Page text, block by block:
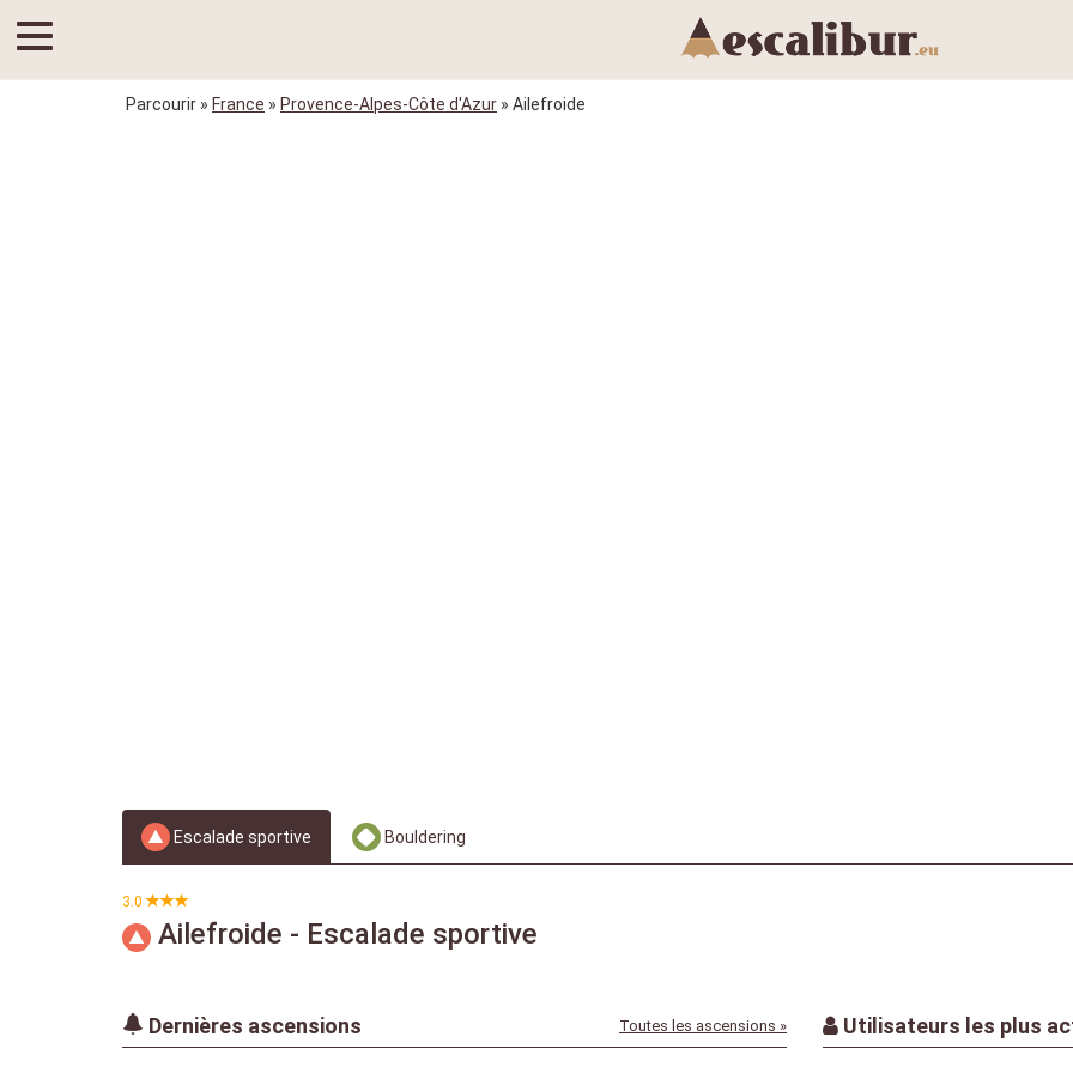
Parcourir » France » Provence-Alpes-Côte d'Azur » Ailefroide
Escalade sportive Bouldering
3.0
Ailefroide - Escalade sportive
Dernières ascensions Toutes les ascensions » Utilisateurs les plus